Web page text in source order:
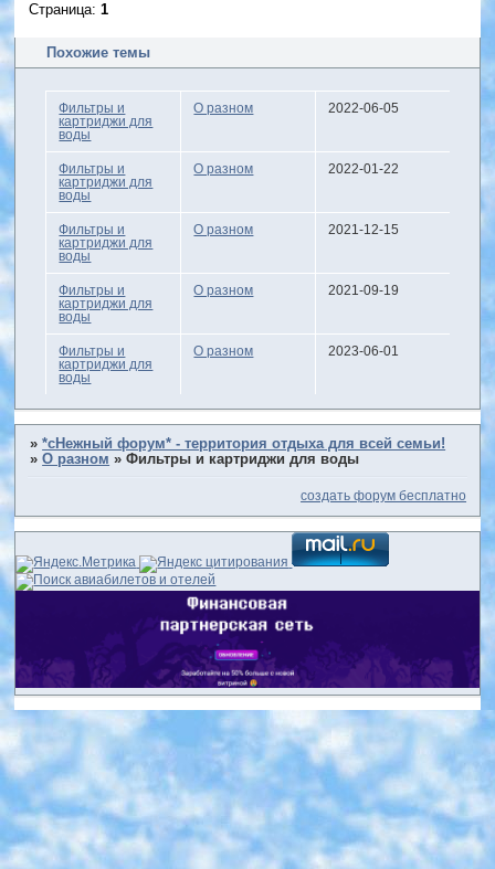
Страница:1
Похожие темы
Фильтры и
картриджи для
воды
О разном 2022-06-05
Фильтры и
картриджи для
воды
О разном 2022-01-22
Фильтры и
картриджи для
воды
О разном 2021-12-15
Фильтры и
картриджи для
воды
О разном 2021-09-19
Фильтры и
картриджи для
воды
О разном 2023-06-01
»*сНежный форум* - территория отдыха для всей семьи!
»О разном »Фильтры и картриджи для воды
создать форум бесплатно